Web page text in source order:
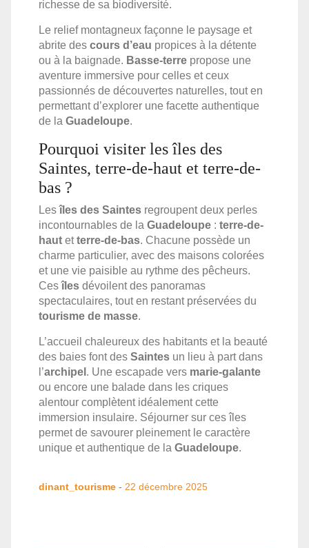
richesse de sa biodiversité.
Le relief montagneux façonne le paysage et
abrite des cours d’eau propices à la détente
ou à la baignade. Basse-terre propose une
aventure immersive pour celles et ceux
passionnés de découvertes naturelles, tout en
permettant d’explorer une facette authentique
de la Guadeloupe.
Pourquoi visiter les îles des
Saintes, terre-de-haut et terre-de-
bas ?
Lesîles des Saintes regroupent deux perles
incontournables de la Guadeloupe : terre-de-
haut etterre-de-bas. Chacune possède un
charme particulier, avec des maisons colorées
et une vie paisible au rythme des pêcheurs.
Cesîles dévoilent des panoramas
spectaculaires, tout en restant préservées du
tourisme de masse.
L’accueil chaleureux des habitants et la beauté
des baies font des Saintes un lieu à part dans
l’archipel . Une escapade vers marie-galante
ou encore une balade dans les criques
alentour complètent idéalement cette
immersion insulaire. Séjourner sur ces îles
permet de savourer pleinement le caractère
unique et authentique de la Guadeloupe.
dinant_tourisme - 22 décembre 2025